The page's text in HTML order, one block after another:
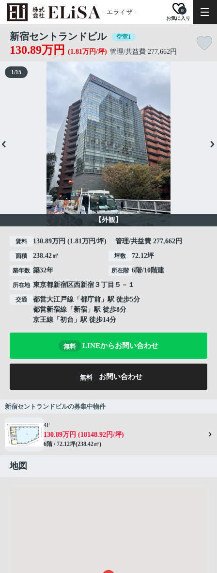
お気に入り
0
新宿セントランドビル 空室1
130.89万円 (1.81万円/坪) 管理/共益費 277,662円
【外観】
1/15
賃料 130.89万円 (1.81万円/坪) 管理/共益費 277,662円
面積 238.42㎡ 坪数 72.12坪
築年数 築32年 所在階 6階/10階建
所在地 東京都新宿区西新宿 ３丁目５－１
交通 都営大江戸線 「 都庁前 」駅 徒歩5分
都営新宿線 「 新宿 」駅 徒歩8分
京王線 「 初台 」駅 徒歩14分
無料 LINEからお問い合わせ
無料 お問い合わせ
新宿セントランドビルの募集中物件
4F
130.89万円 (18148.92円/坪)
6階 / 72.12坪(238.42㎡)
地図